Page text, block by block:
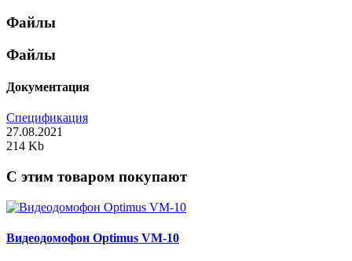
Файлы
Файлы
Документация
Спецификация
27.08.2021
214 Kb
C этим товаром покупают
Видеодомофон Optimus VM-10